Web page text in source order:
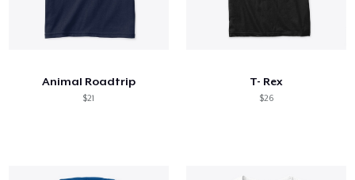
Animal Roadtrip
$21
T- Rex
$26